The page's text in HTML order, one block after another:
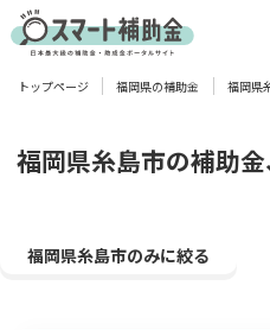
対象
トップページ 福岡県の補助金 福岡県
福岡県糸島市の補助
福岡県糸島市のみに絞る